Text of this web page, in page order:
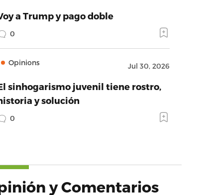
a Trump y pago doble
0
Opinions Jul 30, 2026
sinhogarismo juvenil tiene rostro,
y solución
0
y Comentarios